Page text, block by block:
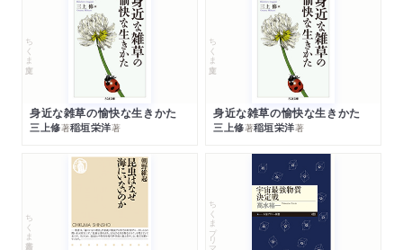
ちくま文庫
身近な雑草の愉快な生きかた
三上修著稲垣栄洋著
ちくま文庫
身近な雑草の愉快な生きかた
三上修著稲垣栄洋著
ちくま新書 ちくまプリマー新書